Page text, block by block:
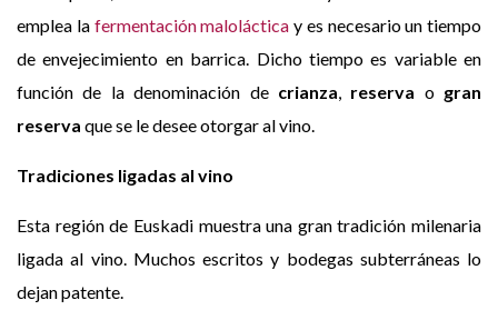
emplea la fermentación maloláctica y es necesario un tiempo
de envejecimiento en barrica. Dicho tiempo es variable en
función de la denominación de crianza, reserva o gran
reserva que se le desee otorgar al vino.
Tradiciones ligadas al vino
Esta región de Euskadi muestra una gran tradición milenaria
ligada al vino. Muchos escritos y bodegas subterráneas lo
dejan patente.